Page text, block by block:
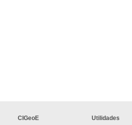
CIGeoE
Utilidades